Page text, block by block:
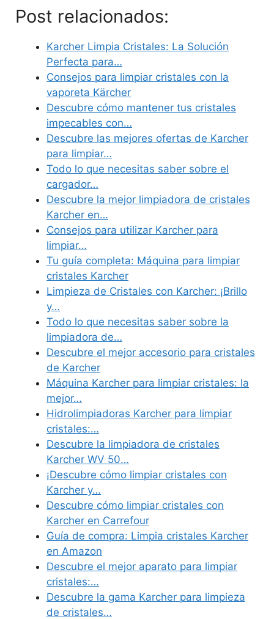
Post relacionados:
Karcher Limpia Cristales: La Solución
Perfecta para…
Consejos para limpiar cristales con la
vaporeta Kärcher
Descubre cómo mantener tus cristales
impecables con…
Descubre las mejores ofertas de Karcher
para limpiar…
Todo lo que necesitas saber sobre el
cargador…
Descubre la mejor limpiadora de cristales
Karcher en…
Consejos para utilizar Karcher para
limpiar…
Tu guía completa: Máquina para limpiar
cristales Karcher
Limpieza de Cristales con Karcher: ¡Brillo
y…
Todo lo que necesitas saber sobre la
limpiadora de…
Descubre el mejor accesorio para cristales
de Karcher
Máquina Karcher para limpiar cristales: la
mejor…
Hidrolimpiadoras Karcher para limpiar
cristales:…
Descubre la limpiadora de cristales
Karcher WV 50…
¡Descubre cómo limpiar cristales con
Karcher y…
Descubre cómo limpiar cristales con
Karcher en Carrefour
Guía de compra: Limpia cristales Karcher
en Amazon
Descubre el mejor aparato para limpiar
cristales:…
Descubre la gama Karcher para limpieza
de cristales…